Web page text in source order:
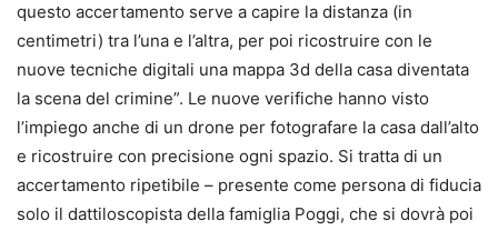
questo accertamento serve a capire la distanza (in
centimetri) tra l’una e l’altra, per poi ricostruire con le
nuove tecniche digitali una mappa 3d della casa diventata
la scena del crimine”. Le nuove verifiche hanno visto
l’impiego anche di un drone per fotografare la casa dall’alto
e ricostruire con precisione ogni spazio. Si tratta di un
accertamento ripetibile – presente come persona di fiducia
solo il dattiloscopista della famiglia Poggi, che si dovrà poi